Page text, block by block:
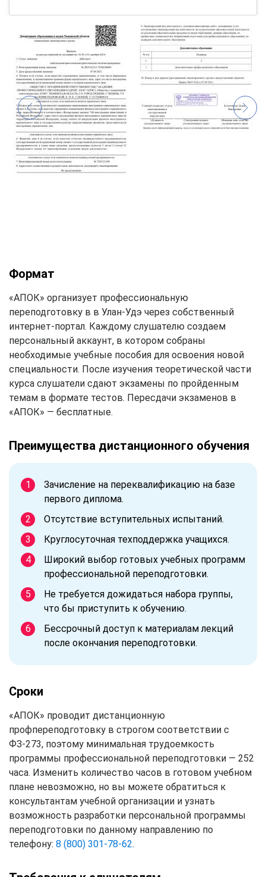
Формат
«АПОК» организует профессиональную
переподготовку в в Улан-Удэ через собственный
интернет-портал. Каждому слушателю создаем
персональный аккаунт, в котором собраны
необходимые учебные пособия для освоения новой
специальности. После изучения теоретической части
курса слушатели сдают экзамены по пройденным
темам в формате тестов. Пересдачи экзаменов в
«АПОК» — бесплатные.
Преимущества дистанционного обучения
Зачисление на переквалификацию на базе
первого диплома.
Отсутствие вступительных испытаний.
Круглосуточная техподдержка учащихся.
Широкий выбор готовых учебных программ
профессиональной переподготовки.
Не требуется дожидаться набора группы,
что бы приступить к обучению.
Бессрочный доступ к материалам лекций
после окончания переподготовки.
Сроки
«АПОК» проводит дистанционную
профпереподготовку в строгом соответствии с
ФЗ-273, поэтому минимальная трудоемкость
программы профессиональной переподготовки — 252
часа. Изменить количество часов в готовом учебном
плане невозможно, но вы можете обратиться к
консультантам учебной организации и узнать
возможность разработки персональной программы
переподготовки по данному направлению по
телефону: 8 (800) 301-78-62.